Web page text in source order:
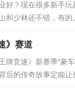
好？现在很多新手
和少林还不错，有
的刷刷副本就峨眉
》赛道
牌竞速》新赛季“豪
后的传奇故事定能
保时捷935！ 图1